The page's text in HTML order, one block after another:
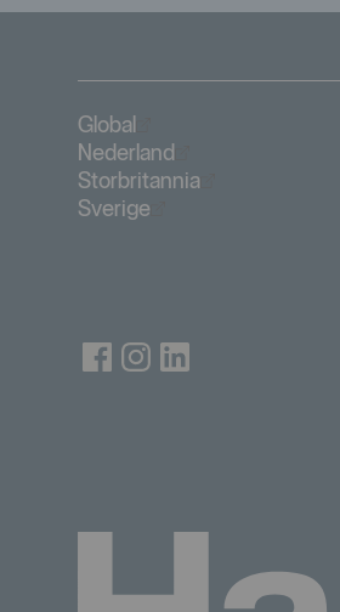
Global
Nederland
Storbritannia
Sverige